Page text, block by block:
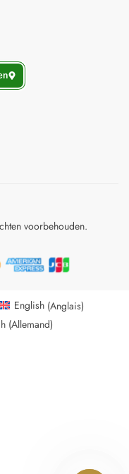
voorbehouden.
English(Anglais)
(Allemand)